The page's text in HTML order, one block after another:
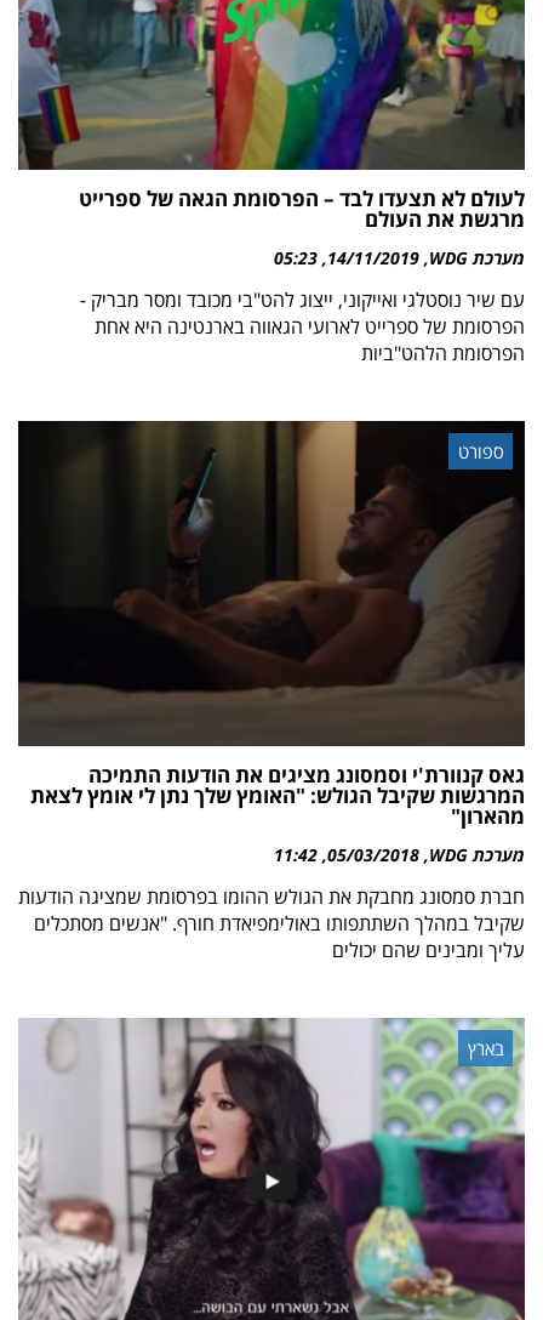
לעולם לא תצעדו לבד – הפרסומת הגאה של ספרייט
מרגשת את העולם
מערכת WDG 14/11/2019
05:23
עם שיר נוסטלגי ואייקוני, ייצוג להט"בי מכובד ומסר מבריק -
הפרסומת של ספרייט לארועי הגאווה בארנטינה היא אחת
הפרסומת הלהט"ביות
ספורט
גאס קנוורת'י וסמסונג מציגים את הודעות התמיכה
המרגשות שקיבל הגולש: "האומץ שלך נתן לי אומץ לצאת
מהארון"
מערכת WDG 05/03/2018
11:42
חברת סמסונג מחבקת את הגולש ההומו בפרסומת שמציגה הודעות
שקיבל במהלך השתתפותו באולימפיאדת חורף. "אנשים מסתכלים
עליך ומבינים שהם יכולים
בארץ